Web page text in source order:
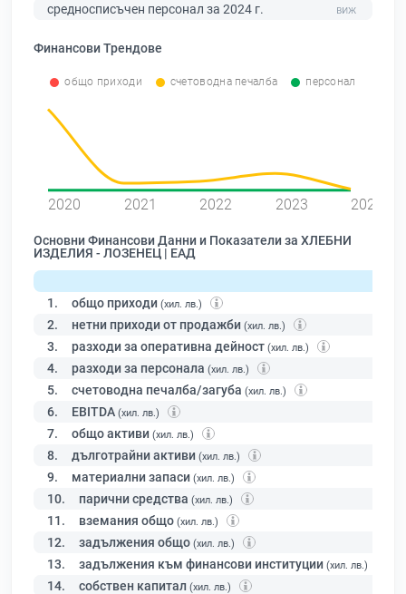
средносписъчен персонал за 2024 г.
Финансови Трендове
общо приходи счетоводна печалба персонал
2020 2021 2022 2023 2024
Основни Финансови Данни и Показатели за ХЛЕБНИ
ИЗДЕЛИЯ - ЛОЗЕНЕЦ | ЕАД
1. общо приходи (хил. лв.)
2. нетни приходи от продажби (хил. лв.)
3. разходи за оперативна дейност (хил. лв.)
4. разходи за персонала (хил. лв.)
5. счетоводна печалба/загуба (хил. лв.)
6. EBITDA (хил. лв.)
7. общо активи (хил. лв.)
8. дълготрайни активи (хил. лв.)
9. материални запаси (хил. лв.)
10. парични средства (хил. лв.)
11. вземания общо (хил. лв.)
12. задължения общо (хил. лв.)
13. задължения към финансови институции (хил. лв.)
14. собствен капитал (хил. лв.)